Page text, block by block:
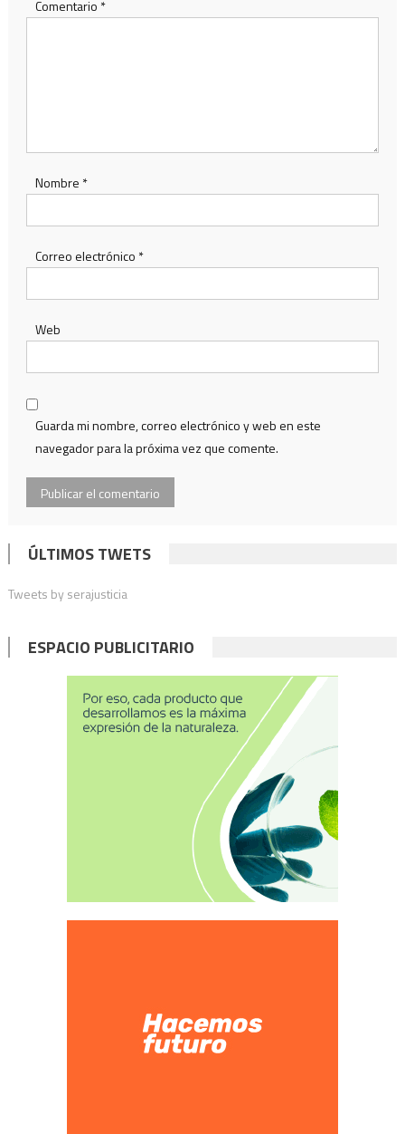
Comentario *
Nombre *
Correo electrónico *
Web
Guarda mi nombre, correo electrónico y web en este
navegador para la próxima vez que comente.
ÚLTIMOS TWETS
Tweets by serajusticia
ESPACIO PUBLICITARIO